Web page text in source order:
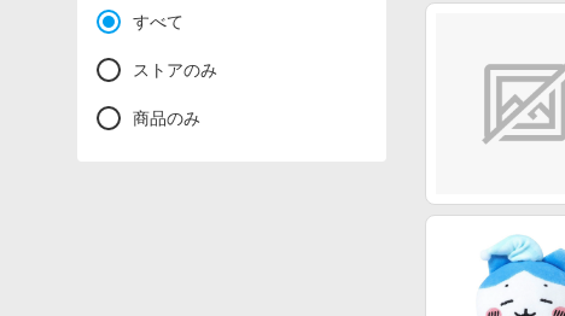
すべて
ストアのみ
商品のみ